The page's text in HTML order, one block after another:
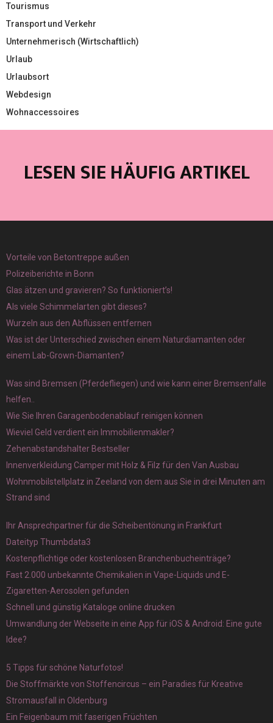
Tourismus
Transport und Verkehr
Unternehmerisch (Wirtschaftlich)
Urlaub
Urlaubsort
Webdesign
Wohnaccessoires
LESEN SIE HÄUFIG ARTIKEL
Vorteile von Betontreppe außen
Polizeiberichte in Bonn
Glas ätzen und gravieren? So funktioniert’s!
Als viele Schimmelarten gibt dieses?
Wurzeln aus den Abflüssen entfernen
Was ist der Unterschied zwischen einem Naturdiamanten oder
einem Lab-Grown-Diamanten?
Was sind Bremsen (Pferdefliegen) und wie kann einer Bremsenfalle
helfen..
Wie Sie Ihren Garagenbodenablauf reinigen können
Wieviel Geld verdient ein Immobilienmakler?
Zehenabstandshalter Bestseller
Innenverkleidung Camper mit Holz & Filz für den Van Ausbau
Wohnmobilstellplatz in Zeeland von dem aus Sie in drei Minuten am
Strand sind
Ihr Ansprechpartner für die Scheibentönung in Frankfurt
Dateityp Thumbdata3
Kostenpflichtige oder kostenlosen Branchenbucheinträge?
Fast 2.000 unbekannte Chemikalien in Vape-Liquids und E-
Zigaretten-Aerosolen gefunden
Schnell und günstig Kataloge online drucken
Umwandlung der Webseite in eine App für iOS & Android: Eine gute
Idee?
5 Tipps für schöne Naturfotos!
Die Stoffmärkte von Stoffencircus – ein Paradies für Kreative
Stromausfall in Oldenburg
Ein Feigenbaum mit faserigen Früchten